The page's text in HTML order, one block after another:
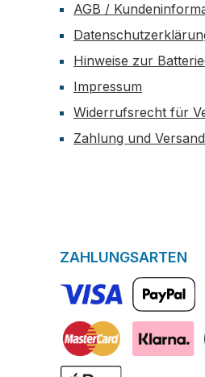
AGB /
Hinweise zur
Impressum
Widerrufsrecht für
Zahlung und Versand
ZAHLUNGSARTEN
PayPal
Kreditkarte
VISA Logo